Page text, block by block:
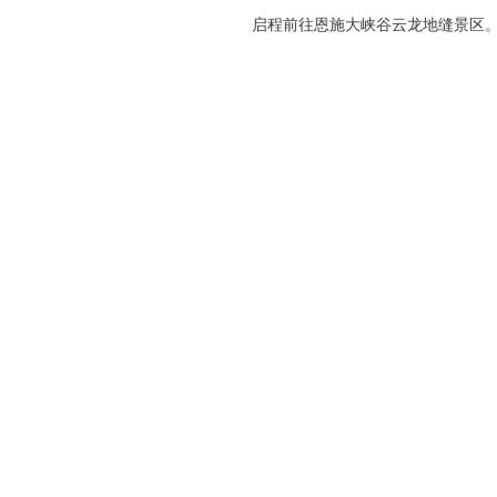
启程前往恩施大峡谷云龙地缝景区